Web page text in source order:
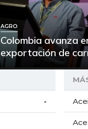
AGRO
Colombia avanza
exportación de
-